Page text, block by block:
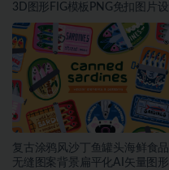
3D图形FIG模板PNG免扣图片设
计素材
复古涂鸦风沙丁鱼罐头海鲜食品
无缝图案背景扁平化AI矢量图形